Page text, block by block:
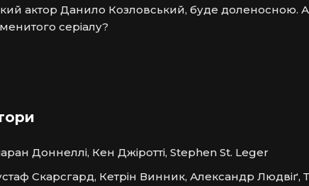
актор Данило Козловський, буде доленосною.
серіалу?
Доннеллі, Кен Джіротті, Stephen St. Leger
Скарсгард, Кетрін Винник, Александр